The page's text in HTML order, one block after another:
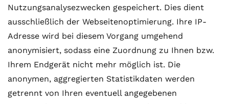
Nutzungsanalysezwecken gespeichert. Dies dient
ausschließlich der Webseitenoptimierung. Ihre IP-
Adresse wird bei diesem Vorgang umgehend
anonymisiert, sodass eine Zuordnung zu Ihnen bzw.
Ihrem Endgerät nicht mehr möglich ist. Die
anonymen, aggregierten Statistikdaten werden
getrennt von Ihren eventuell angegebenen